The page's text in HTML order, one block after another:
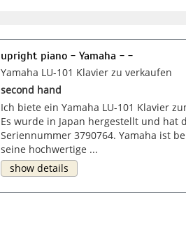
upright piano - Yamaha - -
Yamaha LU-101 Klavier zu verkaufen
second hand
Ich biete ein Yamaha LU-101 Klavier
Es wurde in Japan hergestellt und hat
Seriennummer 3790764. Yamaha ist
seine hochwertige ...
show details